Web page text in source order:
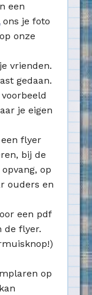
een
ons je foto
onze
vrienden.
gedaan.
je eigen
flyer
bij de
op
ouders en
een pdf
de flyer.
op